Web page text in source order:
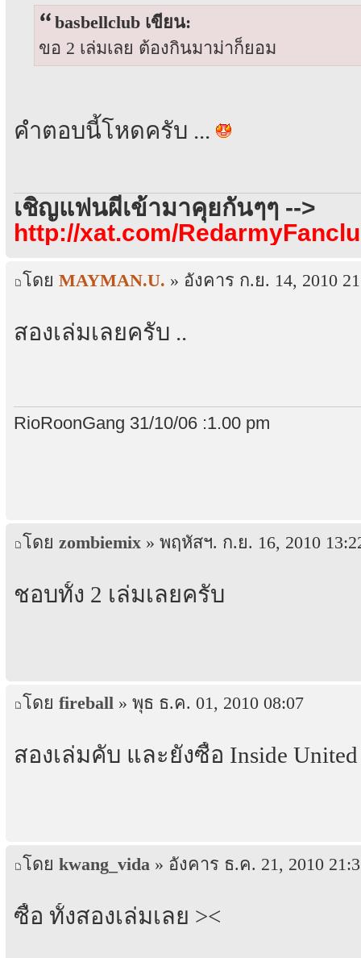
basbellclub เขียน:
ขอ 2 เล่มเลย ต้องกินมาม่าก็ยอม
คำตอบนี้โหดครับ ...
เชิญแฟนผีเข้ามาคุยกันๆๆ -->
http://xat.com/
โดย MAYMAN.U. » อังคาร ก.ย. 14, 2010
สองเล่มเลยครับ ..
RioRoonGang 31/10/06 :1.00 pm
โดย zombiemix » พฤหัสฯ. ก.ย. 16, 2010
ชอบทั้ง 2 เล่มเลยครับ
โดย fireball » พุธ ธ.ค. 01, 2010 08:07
สองเล่มคับ และยังซื้อ Inside
โดย kwang_vida » อังคาร ธ.ค. 21, 2010
ซื้อ ทั้งสองเล่มเลย ><